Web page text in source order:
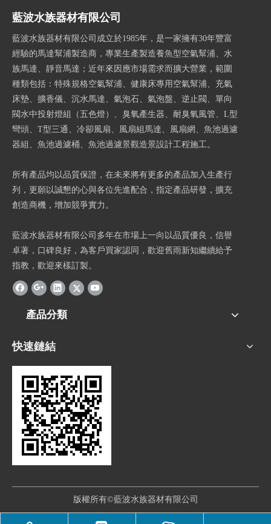
藍波水族器材有限公司
藍波水族器材有限公司成立於1985年，是一家擁有30年豐富
經驗的馬達幫浦製造商，專業生產製造養魚型空氣幫浦、水
族馬達、靜音馬達；近年來因應市場需求而擴大營業，範圍
種類包括：特殊規格空氣幫浦、健康床專用空氣幫浦、充氣
床墊、擴香儀、沉水馬達、氣泡石、氣泡盤、逆止閥、單向
閥水中投射燈組（五色燈）、臭氧產生器、耐臭氧風管、L型
彎頭、T型三通、冷卻風扇、風扇組馬達、風扇網、魚池過濾
器組、魚池過濾桶、魚池過濾景觀造景設計工程施工。
所有產品均以品質保證，在未來將有更多的產品加入生產行
列，更願以誠懇的心與各位先進配合，指定產品研發，擴充
創造商機，增加競爭實力。
藍波水族器材有限公司多年在市場上一向以品質優良，信譽
卓著，口碑良好，為客戶買家認同，歡迎舊雨新知繼續給予
指教，歡迎來樣訂製。
產品分類
快速鏈結
版權所有©藍波水族器材有限公司